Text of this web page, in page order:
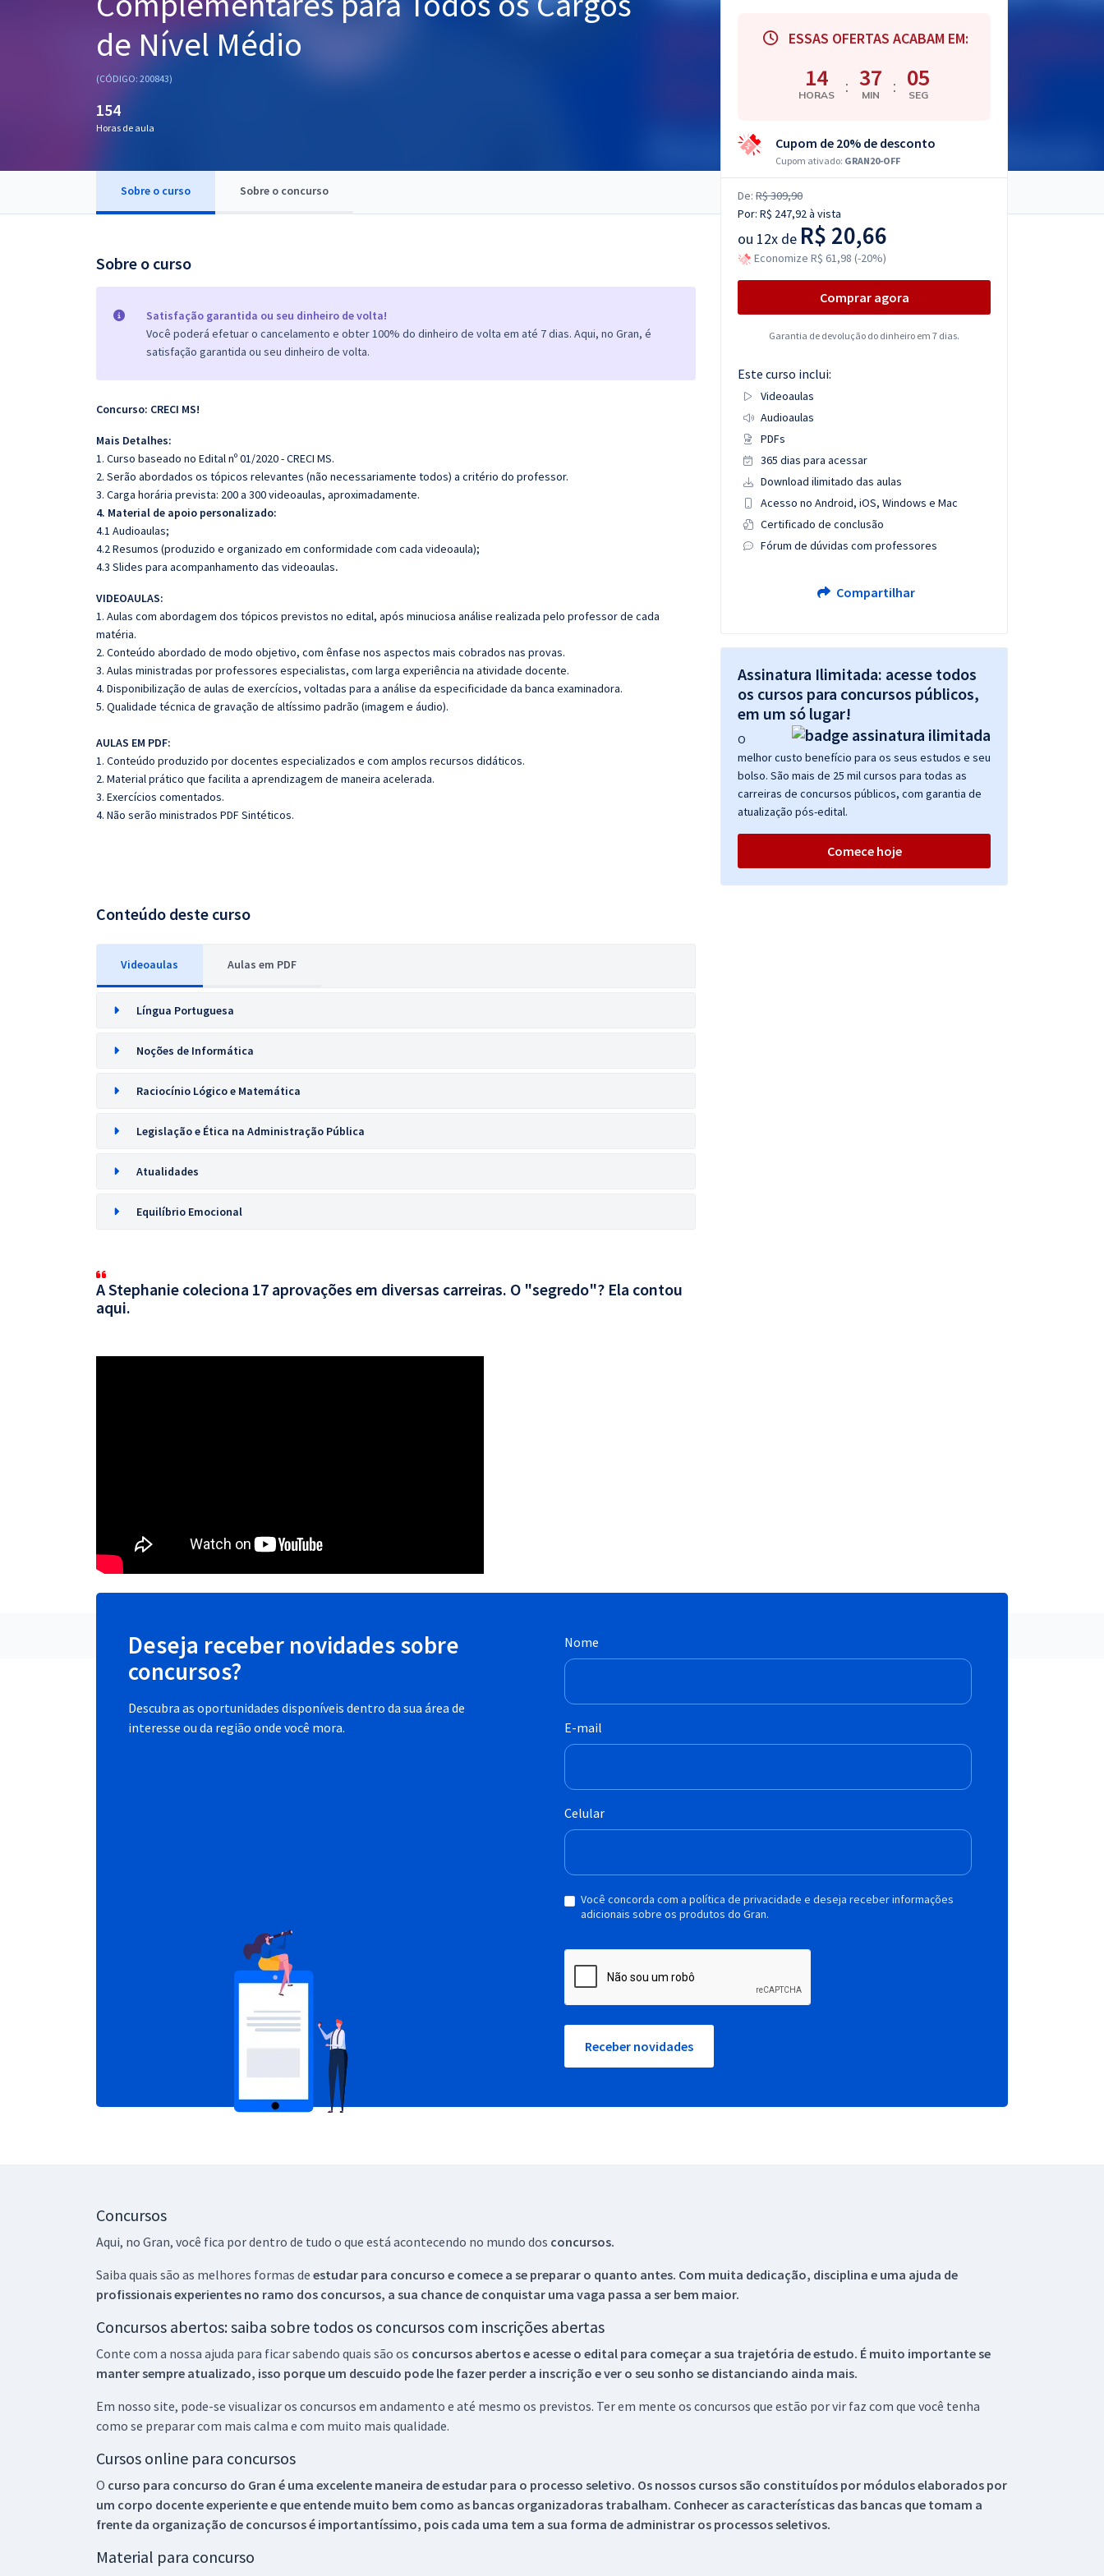
Questões grátis
de Nível Médio
(CÓDIGO: 200843)
154
Horas de aula
Sobre o curso Sobre o concurso
Sobre o curso
Satisfação garantida ou seu dinheiro de volta!
Você poderá efetuar o cancelamento e obter 100% do dinheiro de volta em até 7 dias. Aqui, no Gran, é
satisfação garantida ou seu dinheiro de volta.
Concurso: CRECI MS!
Mais Detalhes:
1. Curso baseado no Edital nº 01/2020 - CRECI MS.
2. Serão abordados os tópicos relevantes (não necessariamente todos) a critério do professor.
3. Carga horária prevista: 200 a 300 videoaulas, aproximadamente.
4. Material de apoio personalizado:
4.1 Audioaulas;
4.2 Resumos (produzido e organizado em conformidade com cada videoaula);
4.3 Slides para acompanhamento das videoaulas.
VIDEOAULAS:
1. Aulas com abordagem dos tópicos previstos no edital, após minuciosa análise realizada pelo professor de cada
matéria.
2. Conteúdo abordado de modo objetivo, com ênfase nos aspectos mais cobrados nas provas.
3. Aulas ministradas por professores especialistas, com larga experiência na atividade docente.
4. Disponibilização de aulas de exercícios, voltadas para a análise da especificidade da banca examinadora.
5. Qualidade técnica de gravação de altíssimo padrão (imagem e áudio).
AULAS EM PDF:
1. Conteúdo produzido por docentes especializados e com amplos recursos didáticos.
2. Material prático que facilita a aprendizagem de maneira acelerada.
3. Exercícios comentados.
4. Não serão ministrados PDF Sintéticos.
Conteúdo deste curso
Videoaulas Aulas em PDF
Língua Portuguesa
Noções de Informática
Raciocínio Lógico e Matemática
Legislação e Ética na Administração Pública
Atualidades
Equilíbrio Emocional
A Stephanie coleciona 17 aprovações em diversas carreiras. O "segredo"? Ela contou
aqui.
ESSAS OFERTAS ACABAM EM:
14
HORAS : 37
MIN : 05
SEG
Cupom de 20% de desconto
Cupom ativado: GRAN20-OFF
De: R$ 309,90
Por: R$ 247,92à vista
ou 12x de R$ 20,66
Economize R$ 61,98 (-20%)
Comprar agora
Garantia de devolução do dinheiro em 7 dias.
Este curso inclui:
Videoaulas
Audioaulas
PDFs
365 dias para acessar
Download ilimitado das aulas
Acesso no Android, iOS, Windows e Mac
Certificado de conclusão
Fórum de dúvidas com professores
Compartilhar
Assinatura Ilimitada: acesse todos
os cursos para concursos públicos,
em um só lugar!
O
melhor custo benefício para os seus estudos e seu
bolso. São mais de 25 mil cursos para todas as
carreiras de concursos públicos, com garantia de
atualização pós-edital.
Comece hoje
Deseja receber novidades sobre
concursos?
Descubra as oportunidades disponíveis dentro da sua área de
interesse ou da região onde você mora.
Nome
E-mail
Celular
Você concorda com a política de privacidade e deseja receber informações
adicionais sobre os produtos do Gran.
Receber novidades
Concursos
Aqui, no Gran, você fica por dentro de tudo o que está acontecendo no mundo dos concursos.
Saiba quais são as melhores formas de estudar para concurso e comece a se preparar o quanto antes. Com muita dedicação, disciplina e uma ajuda de
profissionais experientes no ramo dos concursos, a sua chance de conquistar uma vaga passa a ser bem maior.
Concursos abertos: saiba sobre todos os concursos com inscrições abertas
Conte com a nossa ajuda para ficar sabendo quais são os concursos abertos e acesse o edital para começar a sua trajetória de estudo. É muito importante se
manter sempre atualizado, isso porque um descuido pode lhe fazer perder a inscrição e ver o seu sonho se distanciando ainda mais.
Em nosso site, pode-se visualizar os concursos em andamento e até mesmo os previstos. Ter em mente os concursos que estão por vir faz com que você tenha
como se preparar com mais calma e com muito mais qualidade.
Cursos online para concursos
O curso para concurso do Gran é uma excelente maneira de estudar para o processo seletivo. Os nossos cursos são constituídos por módulos elaborados por
um corpo docente experiente e que entende muito bem como as bancas organizadoras trabalham. Conhecer as características das bancas que tomam a
frente da organização de concursos é importantíssimo, pois cada uma tem a sua forma de administrar os processos seletivos.
Material para concurso